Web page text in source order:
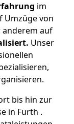
im
Umzüge von
auf
Unser
bis hin zur
in Furth .